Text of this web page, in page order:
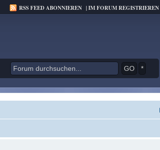
RSS FEED ABONNIEREN |IM FORUM REGISTRIEREN
*